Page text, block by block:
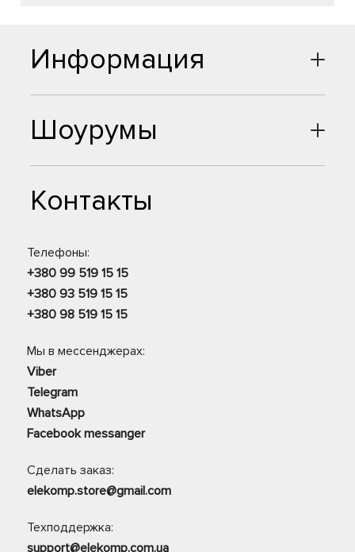
Шоурумы
Контакты
Телефоны:
+380 99 519 15 15
+380 93 519 15 15
+380 98 519 15 15
Мы в мессенджерах:
Viber
Telegram
WhatsApp
Facebook messanger
Сделать заказ:
elekomp.store@gmail.com
Техподдержка:
support@elekomp.com.ua
Информация